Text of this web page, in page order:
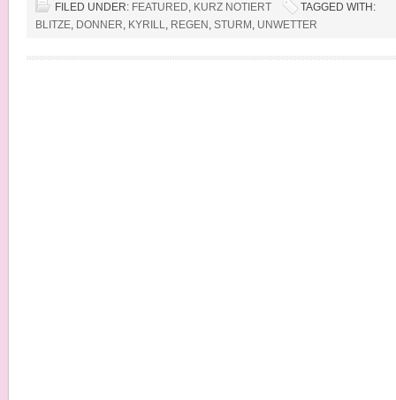
FILED UNDER: FEATURED, KURZ NOTIERT
TAGGED WITH:
BLITZE, DONNER, KYRILL, REGEN , STURM , UNWETTER